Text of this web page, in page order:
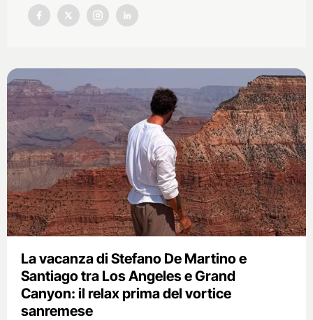
La vacanza di Stefano De Martino e
Santiago tra Los Angeles e Grand
Canyon: il relax prima del vortice
sanremese